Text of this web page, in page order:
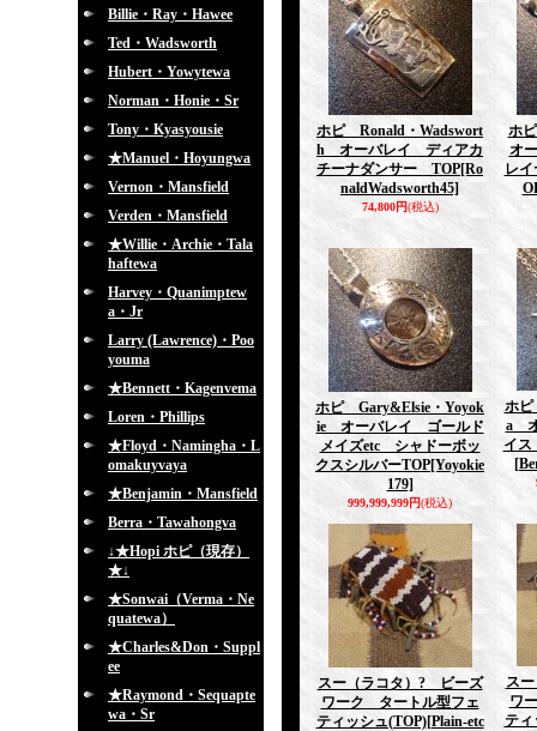
Billie・Ray・Hawee
Ted・Wadsworth
Hubert・Yowytewa
Norman・Honie・Sr
Tony・Kyasyousie
★Manuel・Hoyungwa
Vernon・Mansfield
Verden・Mansfield
★Willie・Archie・Tala
haftewa
Harvey・Quanimptew
a・Jr
Larry (Lawrence)・Poo
youma
★Bennett・Kagenvema
Loren・Phillips
★Floyd・Namingha・L
omakuyvaya
★Benjamin・Mansfield
Berra・Tawahongva
↓★Hopi ホピ（現存）
★↓
★Sonwai（Verma・Ne
quatewa）
★Charles&Don・Suppl
ee
★Raymond・Sequapte
wa・Sr
ホピ Ronald・Wadswort
h オーバレイ ディアカ
チーナダンサー TOP[Ro
naldWadsworth45]
74,800円(税込)
ホ
オ
レ
ホピ Gary&Elsie・Yoyok
ie オーバレイ ゴールド
メイズetc シャドーボッ
クスシルバーTOP[Yoyokie
179]
999,999,999円(税込)
ホ
a
イ
スー（ラコタ）? ビーズ
ワーク タートル型フェ
ティッシュ(TOP)[Plain-etc
ス
ワ
ティ